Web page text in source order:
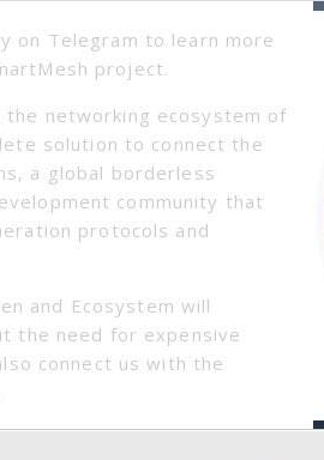
设计，消除部分指令传输延误和
与PFS联调进行指定路由转账测试
口、区间收益接口、总收益接口以
on Telegram to learn more
project.
the networking ecosystem of
solution to connect the
a global borderless
community that
protocols and
and Ecosystem will
the need for expensive
connect us with the